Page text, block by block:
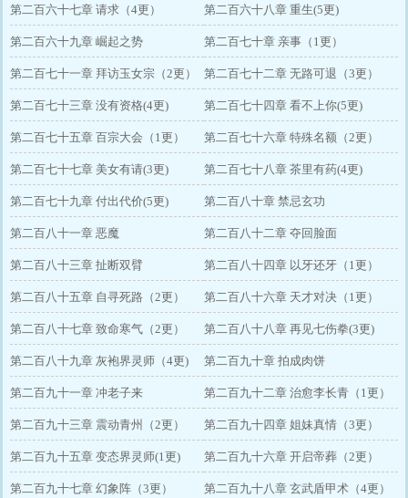
第二百六十七章 请求（4更） 第二百六十八章 重生(5更)
第二百六十九章 崛起之势 第二百七十章 亲事（1更）
第二百七十一章 拜访玉女宗（2更） 第二百七十二章 无路可退（3更）
第二百七十三章 没有资格(4更) 第二百七十四章 看不上你(5更)
第二百七十五章 百宗大会（1更） 第二百七十六章 特殊名额（2更）
第二百七十七章 美女有请(3更) 第二百七十八章 茶里有药(4更)
第二百七十九章 付出代价(5更) 第二百八十章 禁忌玄功
第二百八十一章 恶魔 第二百八十二章 夺回脸面
第二百八十三章 扯断双臂 第二百八十四章 以牙还牙（1更）
第二百八十五章 自寻死路（2更） 第二百八十六章 天才对决（1更）
第二百八十七章 致命寒气（2更） 第二百八十八章 再见七伤拳(3更)
第二百八十九章 灰袍界灵师（4更) 第二百九十章 拍成肉饼
第二百九十一章 冲老子来 第二百九十二章 治愈李长青（1更）
第二百九十三章 震动青州（2更） 第二百九十四章 姐妹真情（3更）
第二百九十五章 变态界灵师(1更) 第二百九十六章 开启帝葬（2更）
第二百九十七章 幻象阵（3更） 第二百九十八章 玄武盾甲术（4更）